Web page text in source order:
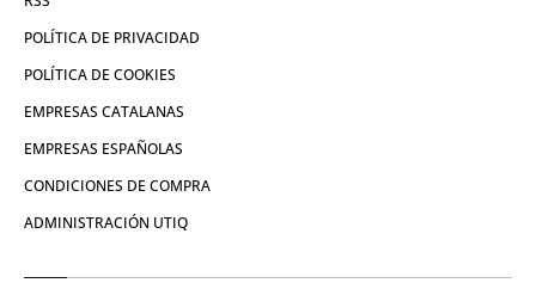
POLÍTICA DE PRIVACIDAD
POLÍTICA DE COOKIES
EMPRESAS CATALANAS
EMPRESAS ESPAÑOLAS
CONDICIONES DE COMPRA
ADMINISTRACIÓN UTIQ